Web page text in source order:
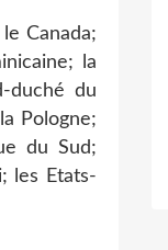
Canada;
la
duché du
Pologne;
du Sud;
les Etats-